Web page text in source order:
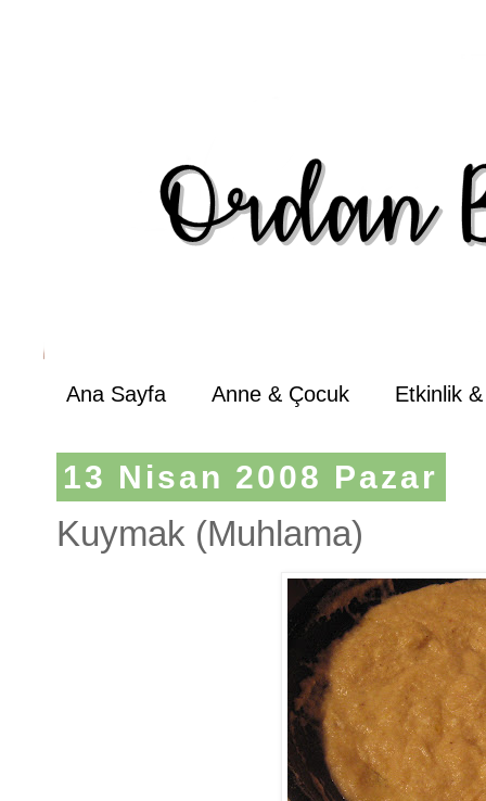
Ana Sayfa Anne & Çocuk Etkinlik
13 Nisan 2008 Pazar
Kuymak (Muhlama)